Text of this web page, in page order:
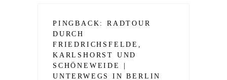
PINGBACK:RADTOUR
DURCH
FRIEDRICHSFELDE,
KARLSHORST UND
SCHÖNEWEIDE |
UNTERWEGS IN BERLIN